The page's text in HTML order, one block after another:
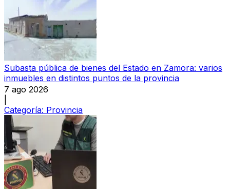
Subasta pública de bienes del Estado en Zamora: varios
inmuebles en distintos puntos de la provincia
7 ago 2026
Categoría: Provincia